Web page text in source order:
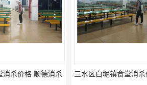
三水区白坭镇食堂消杀价格 狮山工厂灭鼠云